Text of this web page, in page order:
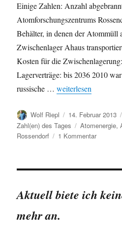
Einige Zahlen: Anzahl
Atomforschungszentrums
Behälter, in denen der Atommüll
Zwischenlager Ahaus
Kosten für die
Lagerverträge: bis 2036 2010
russische …„„Sächsischer“
weiterlesen
Autor
Wolf Riepl
Veröffentlicht
am
14. Februar 2013
Zahl(en) des Tages
Schlagwörter
Atomenergie,
Rossendorf
1 Kommentarzu
Aktuell biete ich
mehr an.